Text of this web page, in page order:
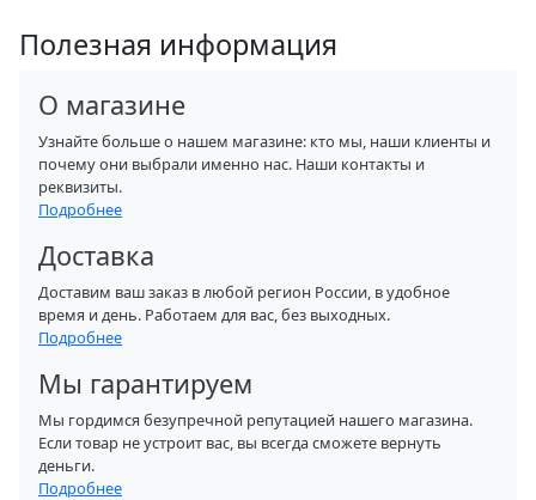
Полезная информация
О магазине
Узнайте больше о нашем магазине: кто мы, наши клиенты и
почему они выбрали именно нас. Наши контакты и
реквизиты.
Подробнее
Доставка
Доставим ваш заказ в любой регион России, в удобное
время и день. Работаем для вас, без выходных.
Подробнее
Мы гарантируем
Мы гордимся безупречной репутацией нашего магазина.
Если товар не устроит вас, вы всегда сможете вернуть
деньги.
Подробнее